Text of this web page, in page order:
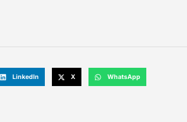
LinkedIn X WhatsApp